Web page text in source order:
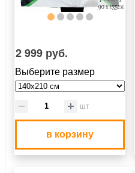
2 999 руб.
Выберите размер
шт
в корзину